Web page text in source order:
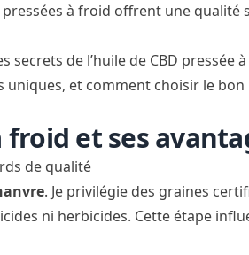
à froid offrent une qualité
secrets de l’huile de CBD pressée
uniques, et comment choisir le
froid et ses
de qualité
. Je privilégie des graines
ni herbicides. Cette étape